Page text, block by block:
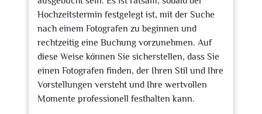
Hochzeitstermin festgelegt ist, mit der Suche
nach einem Fotografen zu beginnen und
rechtzeitig eine Buchung vorzunehmen. Auf
diese Weise können Sie sicherstellen, dass Sie
einen Fotografen finden, der Ihren Stil und Ihre
Vorstellungen versteht und Ihre wertvollen
Momente professionell festhalten kann.